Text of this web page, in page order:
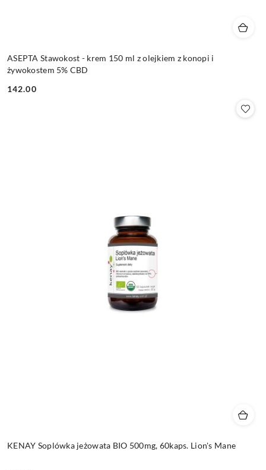
ASEPTA Stawokost - krem 150 ml z olejkiem z konopi i
żywokostem 5% CBD
Cena:
142.00
KENAY Soplówka jeżowata BIO 500mg, 60kaps. Lion's Mane